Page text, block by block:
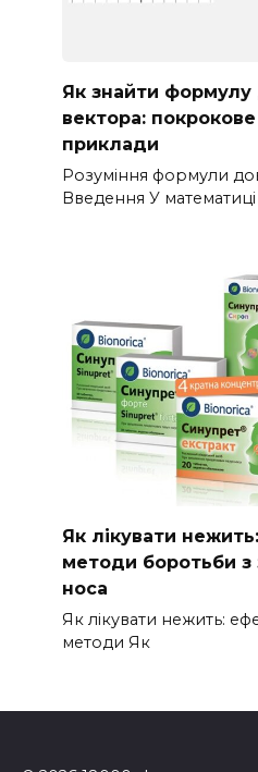
Як знайти
вектора:
приклади
Розуміння формули
Введення У математиці
Як лікувати
методи боротьби з
носа
Як лікувати нежить:
методи Як